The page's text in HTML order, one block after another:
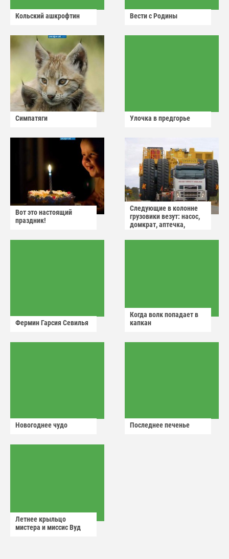
Кольский ашкрофтин Вести с Родины
Симпатяги Улочка в предгорье
Вот это настоящий
праздник!
Следующие в колонне
грузовики везут: насос,
домкрат, аптечка,
Фермин Гарсия Севилья
Когда волк попадает в
капкан
Новогоднее чудо Последнее печенье
Летнее крыльцо
мистера и миссис Вуд